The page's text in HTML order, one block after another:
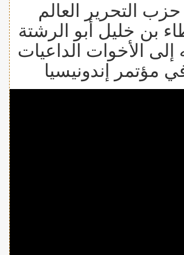
التحرير العالم
بن خليل أبو الرشتة
إلى الأخوات الداعيات
مؤتمر إندونيسيا